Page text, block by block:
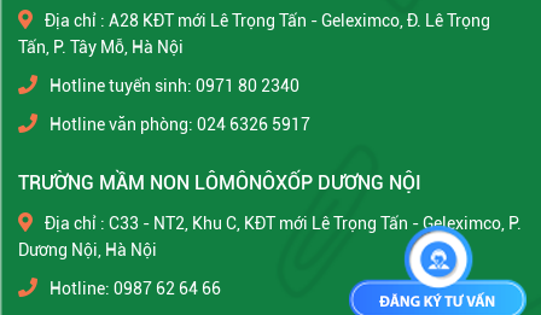
Địa chỉ : A28 KĐT mới Lê Trọng Tấn - Geleximco, Đ. Lê Trọng
Tấn, P. Tây Mỗ, Hà Nội
Hotline tuyển sinh: 0971 80 2340
Hotline văn phòng: 024 6326 5917
TRƯỜNG MẦM NON LÔMÔNÔXỐP DƯƠNG NỘI
Địa chỉ : C33 - NT2, Khu C, KĐT mới Lê Trọng Tấn - Geleximco, P.
Dương Nội, Hà Nội
Hotline: 0987 62 64 66